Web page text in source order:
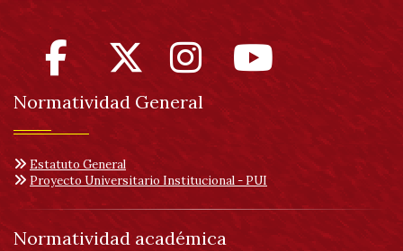
Normatividad General
Estatuto General
Proyecto Universitario Institucional - PUI
Normatividad académica